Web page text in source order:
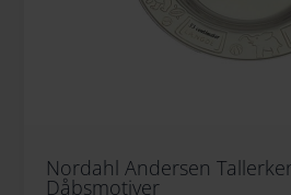
Nordahl Andersen
Dåbsmotiver